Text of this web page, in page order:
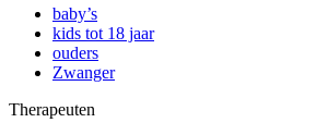
baby’s
kids tot 18 jaar
ouders
Zwanger
Therapeuten